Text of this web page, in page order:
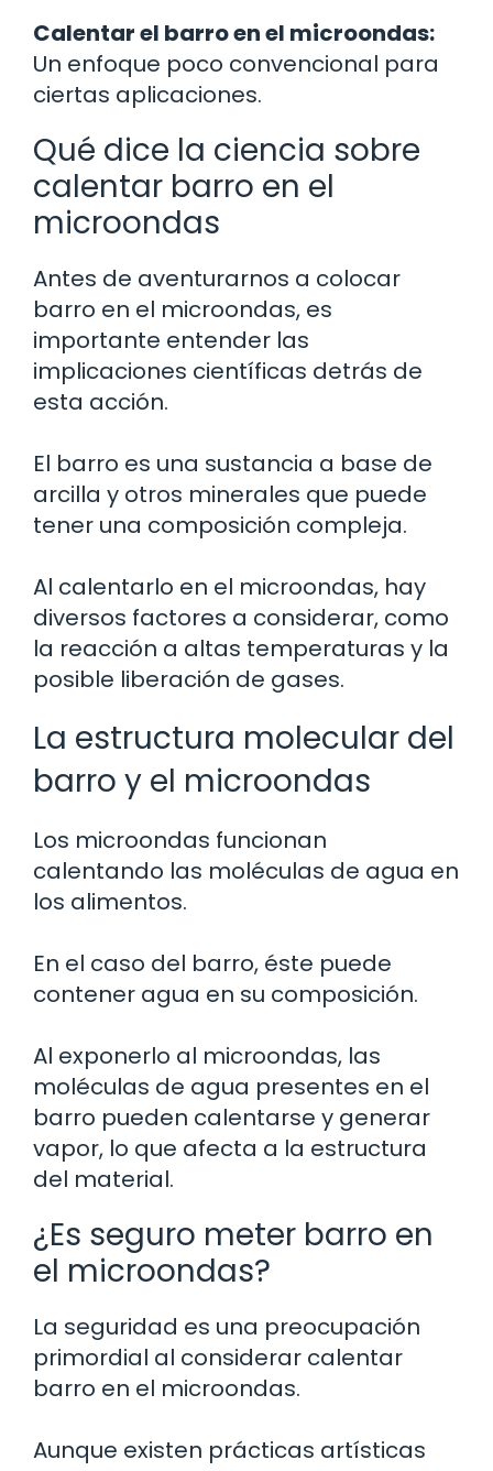
Calentar el barro en el microondas:
Un enfoque poco convencional para
ciertas aplicaciones.
Qué dice la ciencia sobre
calentar barro en el
microondas
Antes de aventurarnos a colocar
barro en el microondas, es
importante entender las
implicaciones científicas detrás de
esta acción.
El barro es una sustancia a base de
arcilla y otros minerales que puede
tener una composición compleja.
Al calentarlo en el microondas, hay
diversos factores a considerar, como
la reacción a altas temperaturas y la
posible liberación de gases.
La estructura molecular del
barro y el microondas
Los microondas funcionan
calentando las moléculas de agua en
los alimentos.
En el caso del barro, éste puede
contener agua en su composición.
Al exponerlo al microondas, las
moléculas de agua presentes en el
barro pueden calentarse y generar
vapor, lo que afecta a la estructura
del material.
¿Es seguro meter barro en
el microondas?
La seguridad es una preocupación
primordial al considerar calentar
barro en el microondas.
Aunque existen prácticas artísticas